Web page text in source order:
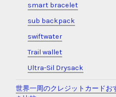
smart bracelet
sub backpack
swiftwater
Trail wallet
Ultra-Sil Drysack
世界一周のクレジットカードお